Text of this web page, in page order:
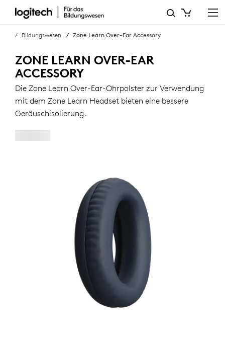
ZONE
LEARN
OVER-
EAR-
ZUBEHÖR
Bildungswesen Zone Learn Over-Ear Accessory
ZONE LEARN OVER-EAR
ACCESSORY
Die Zone Learn Over-Ear-Ohrpolster zur Verwendung
mit dem Zone Learn Headset bieten eine bessere
Geräuschisolierung.